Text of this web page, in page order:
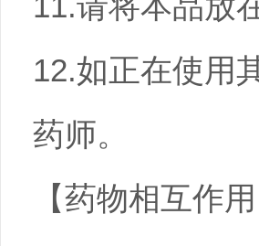
12.如正在使用
药师。
【药物相互作